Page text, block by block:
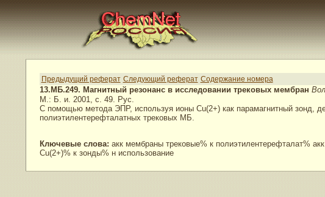
Предыдущий реферат Следующий реферат Содержание номера
13.МБ.249. Магнитный резонанс в исследовании трековых мембран
М.: Б. и. 2001, с. 49. Рус.
С помощью метода ЭПР, используя ионы Cu(2+) как парамагнитный зонд,
полиэтилентерефталатных трековых МБ.
Ключевые слова: акк мембраны трековые% к полиэтилентерефталат%
Cu(2+)% к зонды% н использование